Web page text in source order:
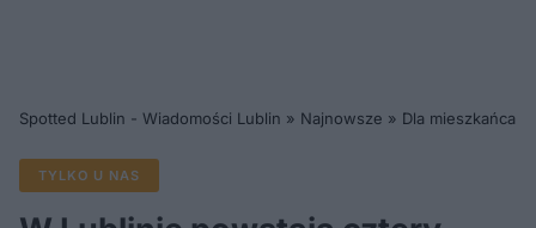
Spotted Lublin - Wiadomości Lublin » Najnowsze » Dla mieszkańca
TYLKO U NAS